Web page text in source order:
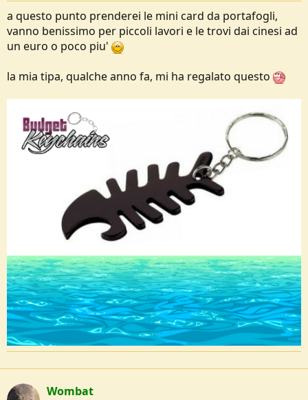
a questo punto prenderei le mini card da portafogli,
vanno benissimo per piccoli lavori e le trovi dai cinesi ad
un euro o poco piu'
la mia tipa, qualche anno fa, mi ha regalato questo
Wombat